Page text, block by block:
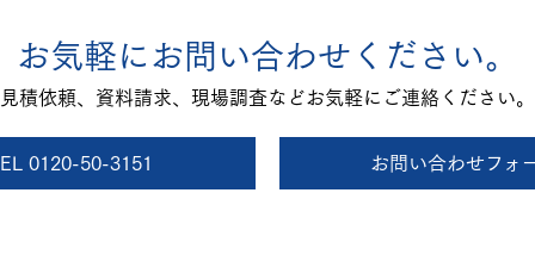
お気軽にお問い合わせください。
見積依頼、資料請求、現場調査などお気軽にご連絡ください。
0120-50-3151 お問い合わせフォ